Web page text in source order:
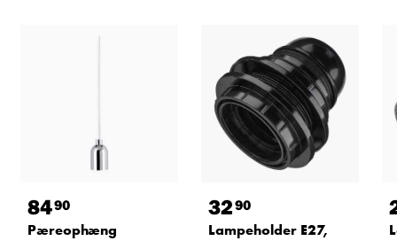
8490
Pæreophæng
3290
Lampeholder E27,